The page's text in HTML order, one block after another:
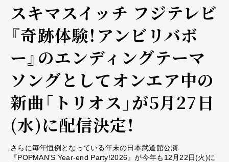
スキマスイッチ フジテレビ
『奇跡体験！アンビリバボ
ー』のエンディングテーマ
ソングとしてオンエア中の
新曲「トリオス」が5月27日
(水)に配信決定！
さらに毎年恒例となっている年末の日本武道館公演
『POPMAN’S Year-end Party!2026』が今年も12月22日(火)に